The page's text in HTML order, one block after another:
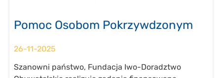
Pomoc Osobom Pokrzywdzonym
26-11-2025
Szanowni państwo, Fundacja Iwo-Doradztwo